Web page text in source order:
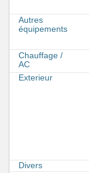
Autres
équipements
Chauffage /
AC
Exterieur
Divers